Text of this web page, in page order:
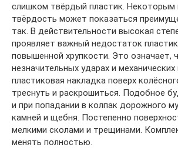
слишком твёрдый пластик. Некоторым
твёрдость может показаться
так. В действительности высокая
проявляет важный недостаток
повышенной хрупкости. Это означает,
незначительных ударах и
пластиковая накладка поверх
треснуть и раскрошиться. Подобное
и при попадании в колпак дорожного
камней и щебня. Постепенно
мелкими сколами и трещинами.
менять полностью.